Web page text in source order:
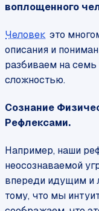
воплощенного
Человек это
описания и
разбиваем на
сложностью.
Сознание
Рефлексами.
Например, наши
неосознаваемой
впереди идущим и
тому, что мы